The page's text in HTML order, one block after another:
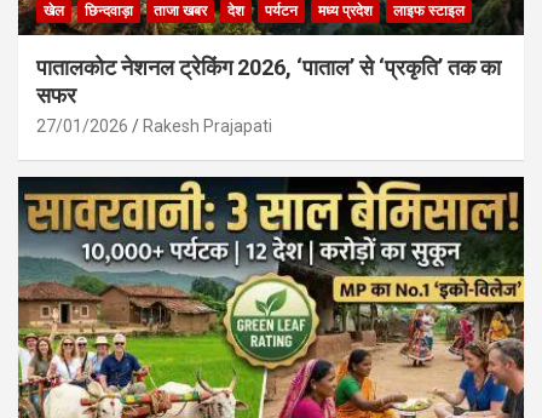
खेल छिन्दवाड़ा ताजा खबर देश पर्यटन मध्य प्रदेश लाइफ स्टाइल
पातालकोट नेशनल ट्रेकिंग 2026, ‘पाताल’ से ‘प्रकृति’ तक का
सफर
27/01/2026 Rakesh Prajapati